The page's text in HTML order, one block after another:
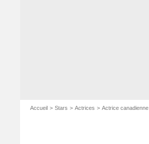
Accueil Stars Actrices Actrice canadienne